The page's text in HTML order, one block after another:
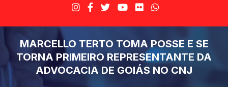
MARCELLO TERTO TOMA POSSE E SE
TORNA PRIMEIRO REPRESENTANTE DA
ADVOCACIA DE GOIÁS NO CNJ